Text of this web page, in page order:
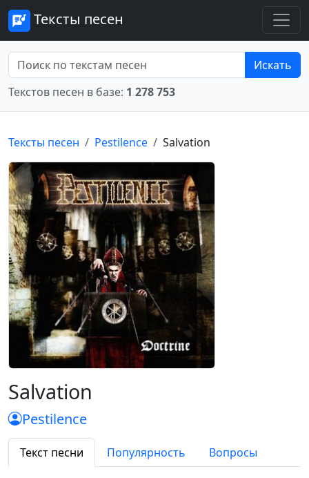
Тексты песен
Искать
Текстов песен в базе: 1 278 753
Тексты песен Pestilence Salvation
Salvation
Pestilence
Текст песни Популярность Вопросы